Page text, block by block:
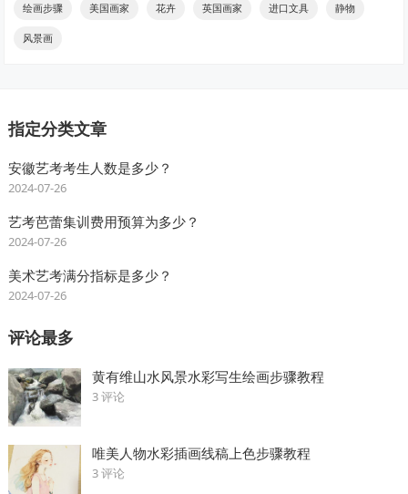
绘画步骤 美国画家 花卉 英国画家 进口文具 静物
风景画
指定分类文章
安徽艺考考生人数是多少？
2024-07-26
艺考芭蕾集训费用预算为多少？
2024-07-26
美术艺考满分指标是多少？
2024-07-26
评论最多
黄有维山水风景水彩写生绘画步骤教程
3 评论
唯美人物水彩插画线稿上色步骤教程
3 评论